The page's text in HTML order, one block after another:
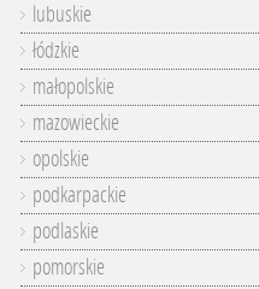
lubuskie
łódzkie
małopolskie
mazowieckie
opolskie
podkarpackie
podlaskie
pomorskie